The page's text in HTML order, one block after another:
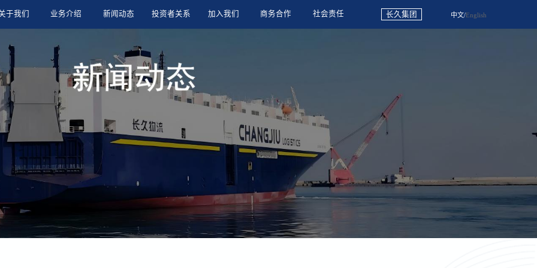
于我们 业务介绍 新闻动态 投资者关系 加入我们 商务合作 社会责任 长久集团 中文/English